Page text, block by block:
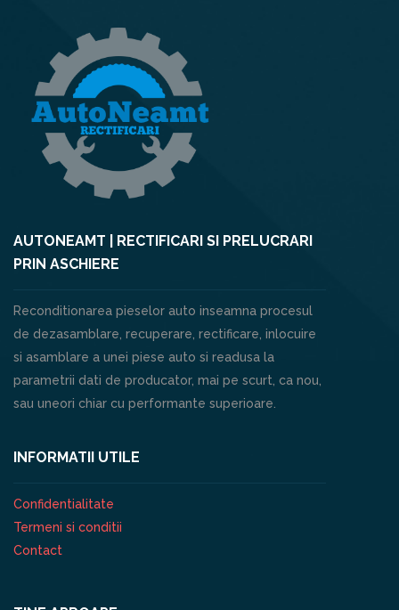
AUTONEAMT | RECTIFICARI SI PRELUCRARI
PRIN ASCHIERE
Reconditionarea pieselor auto inseamna procesul
de dezasamblare, recuperare, rectificare, inlocuire
si asamblare a unei piese auto si readusa la
parametrii dati de producator, mai pe scurt, ca nou,
sau uneori chiar cu performante superioare.
INFORMATII UTILE
Confidentialitate
Termeni si conditii
Contact